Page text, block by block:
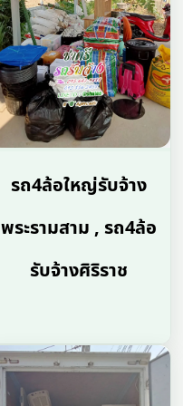
รถ4ล้อใหญ่รับจ้าง
พระรามสาม , รถ4ล้อ
รับจ้างศิริราช